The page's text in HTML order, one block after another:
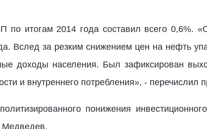
по итогам 2014 года составил всего 0,6%.
Вслед за резким снижением цен на нефть
доходы населения. Был зафиксирован
и внутреннего потребления», - перечислил
понижения
Медведев.